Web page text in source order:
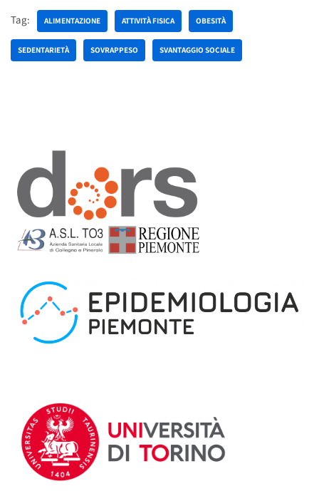
Tag: ALIMENTAZIONE ATTIVITÀ FISICA OBESITÀ
SEDENTARIETÀ SOVRAPPESO SVANTAGGIO SOCIALE